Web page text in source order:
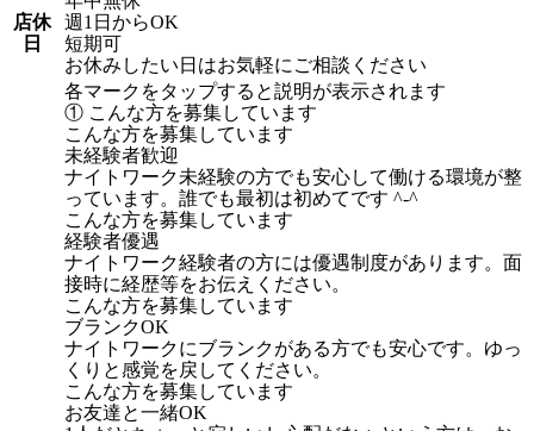
店休
日
週1日からOK
短期可
お休みしたい日はお気軽にご相談ください
各マークをタップすると説明が表示されます
① こんな方を募集しています
こんな方を募集しています
未経験者歓迎
ナイトワーク未経験の方でも安心して働ける環境が整
っています。誰でも最初は初めてです ^-^
こんな方を募集しています
経験者優遇
ナイトワーク経験者の方には優遇制度があります。面
接時に経歴等をお伝えください。
こんな方を募集しています
ブランクOK
ナイトワークにブランクがある方でも安心です。ゆっ
くりと感覚を戻してください。
こんな方を募集しています
お友達と一緒OK